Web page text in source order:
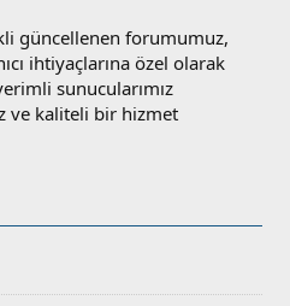
güncellenen forumumuz,
ihtiyaçlarına özel olarak
sunucularımız
ve kaliteli bir hizmet